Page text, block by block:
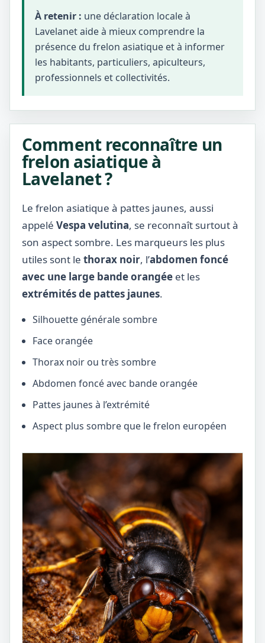
À retenir : une déclaration locale à
Lavelanet aide à mieux comprendre la
présence du frelon asiatique et à informer
les habitants, particuliers, apiculteurs,
professionnels et collectivités.
Comment reconnaître un
frelon asiatique à
Lavelanet ?
Le frelon asiatique à pattes jaunes, aussi
appelé Vespa velutina, se reconnaît surtout à
son aspect sombre. Les marqueurs les plus
utiles sont le thorax noir, l’abdomen foncé
avec une large bande orangée et les
extrémités de pattes jaunes.
Silhouette générale sombre
Face orangée
Thorax noir ou très sombre
Abdomen foncé avec bande orangée
Pattes jaunes à l’extrémité
Aspect plus sombre que le frelon européen